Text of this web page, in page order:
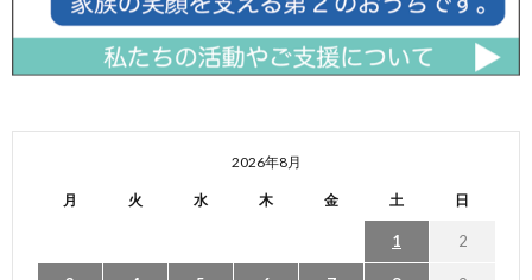
2026年8月
月 火 水 木 金 土 日
1 2